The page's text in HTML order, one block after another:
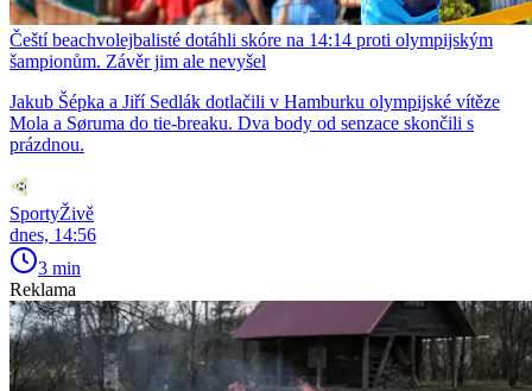
Čeští beachvolejbalisté dotáhli skóre na 14:14 proti olympijským
šampionům. Závěr jim ale nevyšel
Jakub Šépka a Jiří Sedlák dotlačili v Hamburku olympijské vítěze
Mola a Søruma do tie-breaku. Dva body od senzace skončili s
prázdnou.
SportyŽivě
dnes, 14:56
3 min
Reklama